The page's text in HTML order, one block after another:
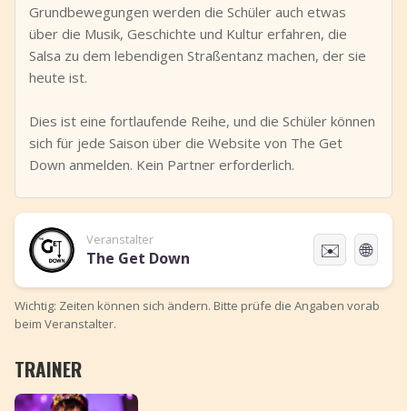
Grundbewegungen werden die Schüler auch etwas
über die Musik, Geschichte und Kultur erfahren, die
Salsa zu dem lebendigen Straßentanz machen, der sie
heute ist.
Dies ist eine fortlaufende Reihe, und die Schüler können
sich für jede Saison über die Website von The Get
Down anmelden. Kein Partner erforderlich.
Veranstalter
The Get Down ✉️ 🌐
Wichtig: Zeiten können sich ändern. Bitte prüfe die Angaben vorab
beim Veranstalter.
TRAINER